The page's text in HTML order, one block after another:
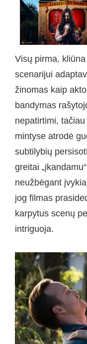
Visų pirma,
scenarijui
žinomas kaip
bandymas
nepatirtimi,
mintyse atrodė
subtilybių
greitai
neužbėgant
jog filmas
karpytus scenų
intriguoja.